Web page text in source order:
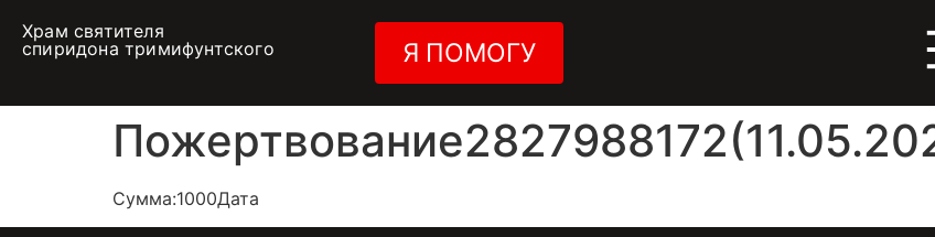
Храм святителя
спиридона тримифунтского
Я ПОМОГУ
Сумма:1000Дата